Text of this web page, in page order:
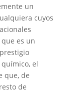
un
cuyos
es un
el
que, de
de